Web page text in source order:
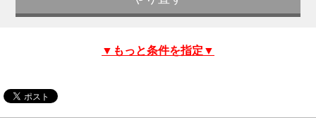
▼もっと条件を指定▼